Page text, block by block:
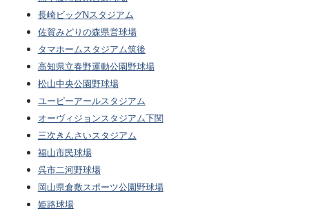
長崎ビッグNスタジアム
佐賀みどりの森県営球場
タマホームスタジアム筑後
高知県立春野運動公園野球場
松山中央公園野球場
ユーピーアールスタジアム
オーヴィジョンスタジアム下関
三次きんさいスタジアム
福山市民球場
呉市二河野球場
岡山県倉敷スポーツ公園野球場
姫路球場